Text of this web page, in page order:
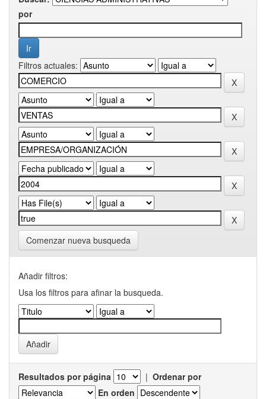
por
Filtros actuales:
Comenzar nueva busqueda
Añadir filtros:
Usa los filtros para afinar la busqueda.
Resultados por página | Ordenar por
En orden